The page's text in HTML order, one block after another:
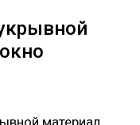
материал